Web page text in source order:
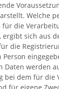
Welche
für die
sich aus
die
Daten werden
bei dem für die